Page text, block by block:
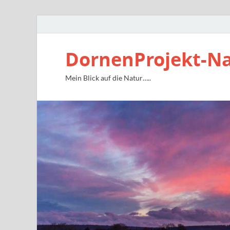
DornenProjekt-
Mein Blick auf die Natur…..